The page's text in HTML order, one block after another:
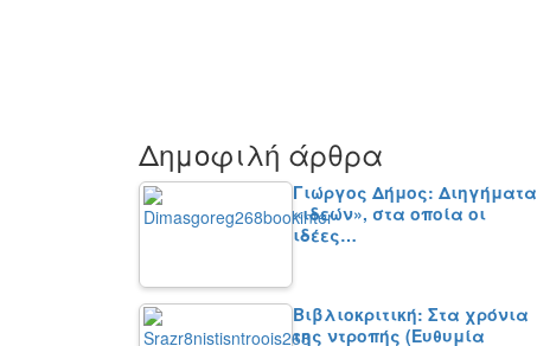
Δημοφιλή άρθρα
Γιώργος Δήμος: Διηγήματα
«ιδεών», στα οποία οι
ιδέες…
Βιβλιοκριτική: Στα χρόνια
της ντροπής (Ευθυμία